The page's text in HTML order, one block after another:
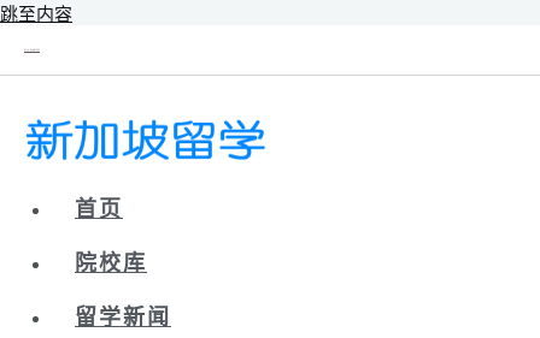
跳至内容
首页
院校库
留学新闻